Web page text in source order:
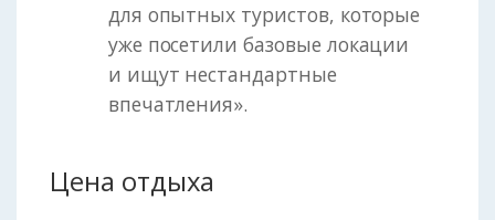
для опытных туристов, которые
уже посетили базовые локации
и ищут нестандартные
впечатления».
Цена отдыха